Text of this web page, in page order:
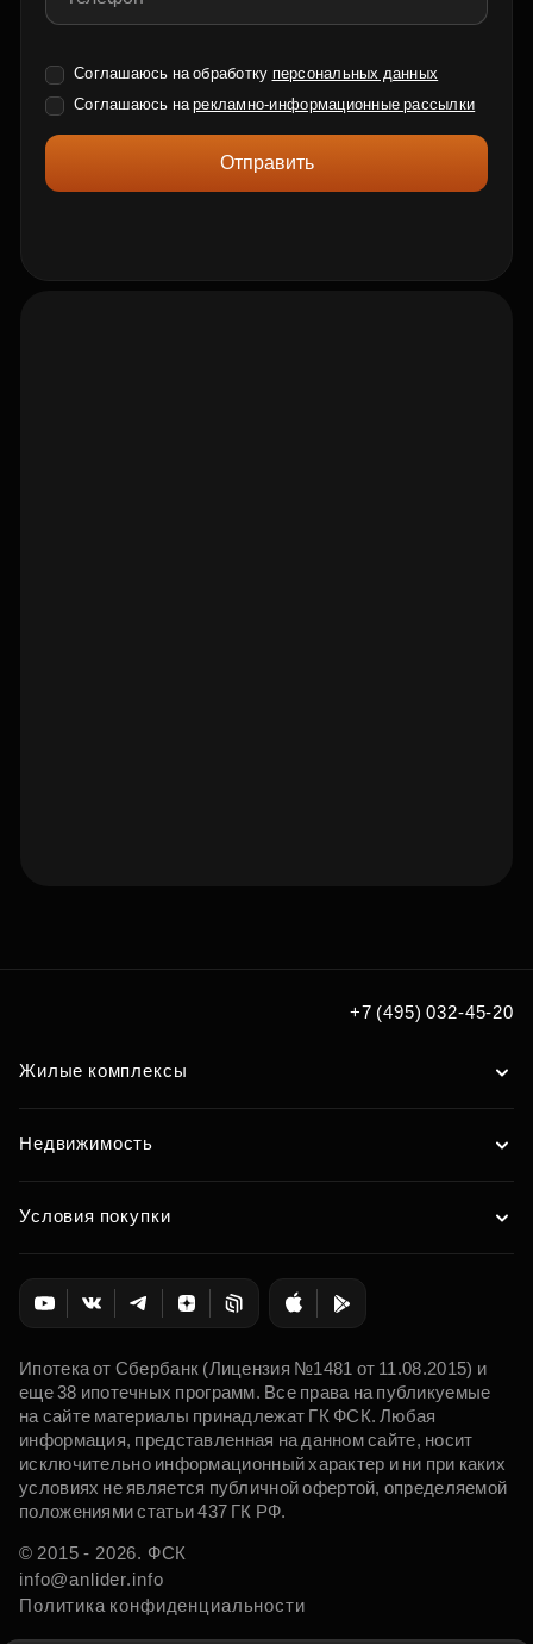
Соглашаюсь на обработку персональных данных
Соглашаюсь нарекламно-информационные рассылки
Отправить
по удобным вам параметрам
+7 (495) 032-45-20
Жилые комплексы
Недвижимость
Условия покупки
Ипотека от Сбербанк (Лицензия №1481 от 11.08.2015) и
еще 38 ипотечных программ. Все права на публикуемые
на сайте материалы принадлежат ГК ФСК. Любая
информация, представленная на данном сайте, носит
исключительно информационный характер и ни при каких
условиях не является публичной офертой, определяемой
положениями статьи 437 ГК РФ.
© 2015 - 2026. ФСК
info@anlider.info
Политика конфиденциальности